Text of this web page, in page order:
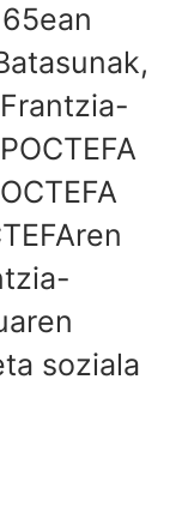
soziala